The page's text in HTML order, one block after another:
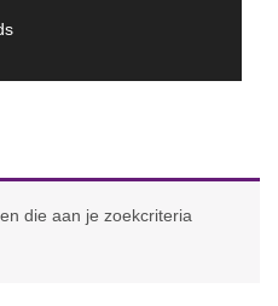
die aan je zoekcriteria